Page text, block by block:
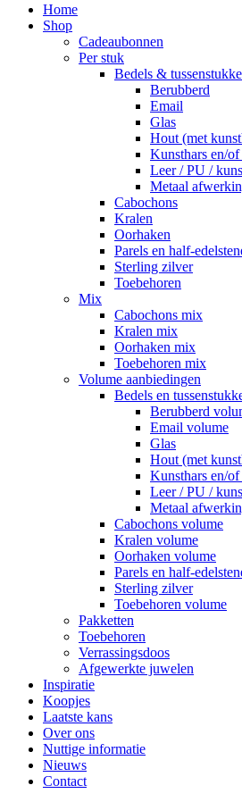
Home
Shop
Cadeaubonnen
Per stuk
Bedels &
Berubberd
Email
Glas
Hout (met
Kunsthars en/
Leer / PU /
Metaal
Cabochons
Kralen
Oorhaken
Parels en half-
Sterling zilver
Toebehoren
Mix
Cabochons mix
Kralen mix
Oorhaken mix
Toebehoren mix
Volume aanbiedingen
Bedels en
Berubberd
Email volume
Glas
Hout (met
Kunsthars en/
Leer / PU /
Metaal
Cabochons volume
Kralen volume
Oorhaken volume
Parels en half-
Sterling zilver
Toebehoren volume
Pakketten
Toebehoren
Verrassingsdoos
Afgewerkte juwelen
Inspiratie
Koopjes
Laatste kans
Over ons
Nuttige informatie
Nieuws
Contact